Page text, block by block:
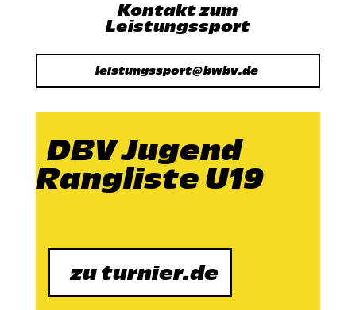
Kontakt zum
Leistungssport
leistungssport@bwbv.de
DBV Jugend
Rangliste U19
zu turnier.de